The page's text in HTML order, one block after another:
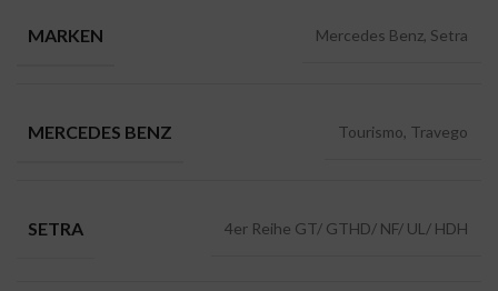
MARKEN Mercedes Benz, Setra
MERCEDES BENZ Tourismo, Travego
SETRA 4er Reihe GT/ GTHD/ NF/ UL/ HDH